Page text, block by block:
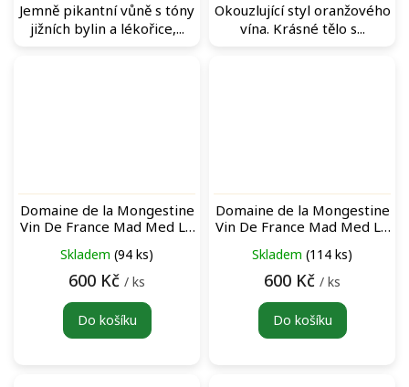
Jemně pikantní vůně s tóny
jižních bylin a lékořice,...
Okouzlující styl oranžového
vína. Krásné tělo s...
Domaine de la Mongestine
Vin De France Mad Med Le
Skladem (94 ks)
600 Kč / ks
Do košíku
Domaine de la Mongestine
Vin De France Mad Med Le
Skladem (114 ks)
600 Kč / ks
Do košíku